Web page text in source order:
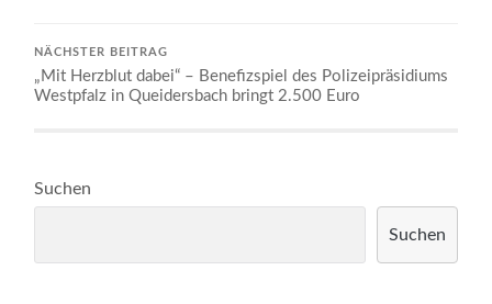
NÄCHSTER BEITRAG
„Mit Herzblut dabei“ – Benefizspiel des Polizeipräsidiums
Westpfalz in Queidersbach bringt 2.500 Euro
Suchen
Suchen